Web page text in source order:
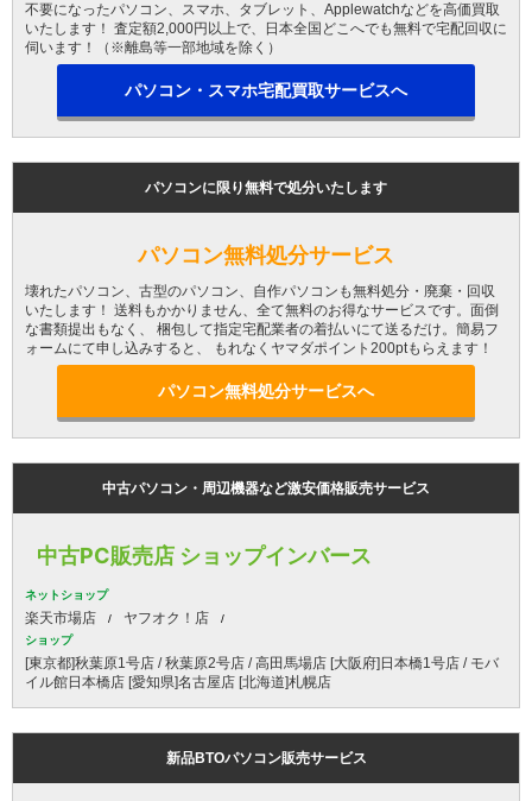
不要になったパソコン、スマホ、タブレット、Applewatchなどを高価買取
いたします！ 査定額2,000円以上で、日本全国どこへでも無料で宅配回収に
伺います！（※離島等一部地域を除く）
パソコン・スマホ宅配買取サービスへ
パソコンに限り無料で処分いたします
パソコン無料処分サービス
壊れたパソコン、古型のパソコン、自作パソコンも無料処分・廃棄・回収
いたします！ 送料もかかりません、全て無料のお得なサービスです。面倒
な書類提出もなく、 梱包して指定宅配業者の着払いにて送るだけ。簡易フ
ォームにて申し込みすると、 もれなくヤマダポイント200ptもらえます！
パソコン無料処分サービスへ
中古パソコン・周辺機器など激安価格販売サービス
中古PC販売店 ショップインバース
ネットショップ
楽天市場店 ヤフオク！店
ショップ
[東京都]秋葉原1号店 / 秋葉原2号店 / 高田馬場店 [大阪府]日本橋1号店 / モバ
イル館日本橋店 [愛知県]名古屋店 [北海道]札幌店
新品BTOパソコン販売サービス